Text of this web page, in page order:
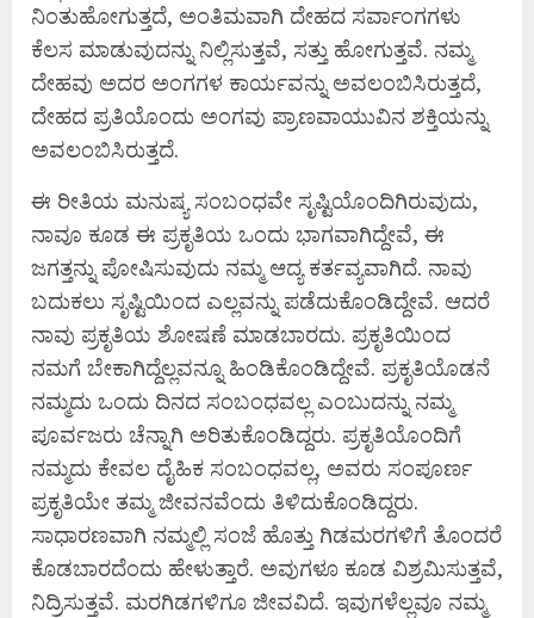
ನಿಂತುಹೋಗುತ್ತದೆ, ಅಂತಿಮವಾಗಿ ದೇಹದ ಸರ್ವಾಂಗಗಳು
ಕೆಲಸ ಮಾಡುವುದನ್ನು ನಿಲ್ಲಿಸುತ್ತವೆ, ಸತ್ತು ಹೋಗುತ್ತವೆ. ನಮ್ಮ
ದೇಹವು ಅದರ ಅಂಗಗಳ ಕಾರ್ಯವನ್ನು ಅವಲಂಬಿಸಿರುತ್ತದೆ,
ದೇಹದ ಪ್ರತಿಯೊಂದು ಅಂಗವು ಪ್ರಾಣವಾಯುವಿನ ಶಕ್ತಿಯನ್ನು
ಅವಲಂಬಿಸಿರುತ್ತದೆ.
ಈ ರೀತಿಯ ಮನುಷ್ಯ ಸಂಬಂಧವೇ ಸೃಷ್ಟಿಯೊಂದಿಗಿರುವುದು,
ನಾವೂ ಕೂಡ ಈ ಪ್ರಕೃತಿಯ ಒಂದು ಭಾಗವಾಗಿದ್ದೇವೆ, ಈ
ಜಗತ್ತನ್ನು ಪೋಷಿಸುವುದು ನಮ್ಮ ಆದ್ಯ ಕರ್ತವ್ಯವಾಗಿದೆ. ನಾವು
ಬದುಕಲು ಸೃಷ್ಟಿಯಿಂದ ಎಲ್ಲವನ್ನು ಪಡೆದುಕೊಂಡಿದ್ದೇವೆ. ಆದರೆ
ನಾವು ಪ್ರಕೃತಿಯ ಶೋಷಣೆ ಮಾಡಬಾರದು. ಪ್ರಕೃತಿಯಿಂದ
ನಮಗೆ ಬೇಕಾಗಿದ್ದೆಲ್ಲವನ್ನೂ ಹಿಂಡಿಕೊಂಡಿದ್ದೇವೆ. ಪ್ರಕೃತಿಯೊಡನೆ
ನಮ್ಮದು ಒಂದು ದಿನದ ಸಂಬಂಧವಲ್ಲ ಎಂಬುದನ್ನು ನಮ್ಮ
ಪೂರ್ವಜರು ಚೆನ್ನಾಗಿ ಅರಿತುಕೊಂಡಿದ್ದರು. ಪ್ರಕೃತಿಯೊಂದಿಗೆ
ನಮ್ಮದು ಕೇವಲ ದೈಹಿಕ ಸಂಬಂಧವಲ್ಲ, ಅವರು ಸಂಪೂರ್ಣ
ಪ್ರಕೃತಿಯೇ ತಮ್ಮ ಜೀವನವೆಂದು ತಿಳಿದುಕೊಂಡಿದ್ದರು.
ಸಾಧಾರಣವಾಗಿ ನಮ್ಮಲ್ಲಿ ಸಂಜೆ ಹೊತ್ತು ಗಿಡಮರಗಳಿಗೆ ತೊಂದರೆ
ಕೊಡಬಾರದೆಂದು ಹೇಳುತ್ತಾರೆ. ಅವುಗಳೂ ಕೂಡ ವಿಶ್ರಮಿಸುತ್ತವೆ,
ನಿದ್ರಿಸುತ್ತವೆ. ಮರಗಿಡಗಳಿಗೂ ಜೀವವಿದೆ. ಇವುಗಳೆಲ್ಲವೂ ನಮ್ಮ